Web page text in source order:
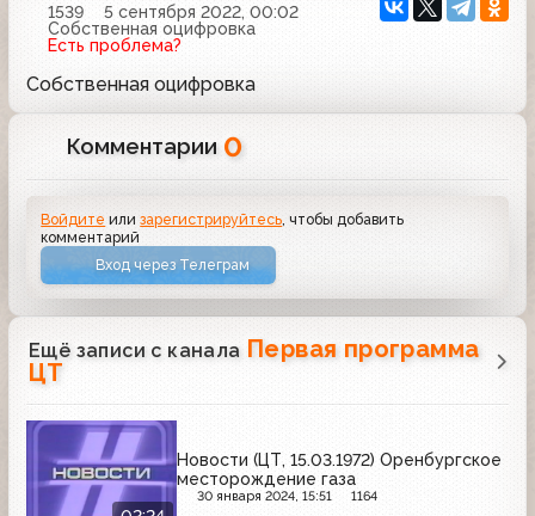
1539
5 сентября 2022, 00:02
Собственная оцифровка
Есть проблема?
Собственная оцифровка
Комментарии 0
Войдите илизарегистрируйтесь , чтобы добавить
комментарий
Вход через Телеграм
Ещё записи с канала Первая программа
ЦТ
Новости (ЦТ, 15.03.1972) Оренбургское
месторождение газа
30 января 2024, 15:51 1164